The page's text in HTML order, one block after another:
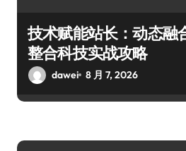
技术赋能站长：动态融
整合科技实战攻略
dawei 8 月 7, 2026